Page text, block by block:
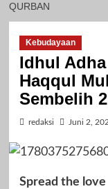
QURBAN
Kebudayaan
Idhul
Haqqul
Sembelih
redaksi Juni 2,
Spread the love